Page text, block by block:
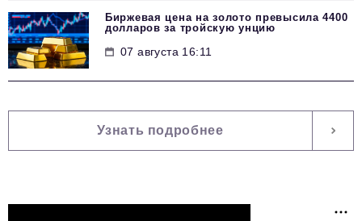
Биржевая цена на золото превысила 4400
долларов за тройскую унцию
07 августа 16:11
Узнать подробнее